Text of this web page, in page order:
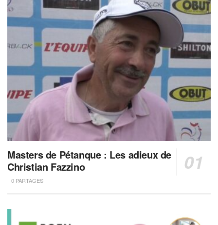
Masters de Pétanque : Les adieux de
Christian Fazzino
0 PARTAGES